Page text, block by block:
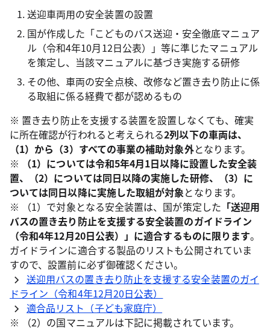
送迎車両用の安全装置の設置
国が作成した「こどものバス送迎・安全徹底マニュア
ル（令和4年10月12日公表）」等に準じたマニュアル
を策定し、当該マニュアルに基づき実施する研修
その他、車両の安全点検、改修など置き去り防止に係
る取組に係る経費で都が認めるもの
※ 置き去り防止を支援する装置を設置しなくても、確実
に所在確認が行われると考えられる2列以下の車両は、
（1）から（3）すべての事業の補助対象外となります。
※
（1）については令和5年4月1日以降に設置した安全装
置、（2）については同日以降の実施した研修、（3）に
ついては同日以降に実施した取組が対象となります。
※ （1）で対象となる安全装置は、国が策定した 「送迎用
バスの置き去り防止を支援する安全装置のガイドライン
（令和4年12月20日公表）」に適合するものに限ります。
ガイドラインに適合する製品のリストも公開されていま
すので、設置前に必ず御確認ください。
送迎用バスの置き去り防止を支援する安全装置のガイ
ドライン（令和4年12月20日公表）
適合品リスト（子ども家庭庁）
※ （2）の国マニュアルは下記に掲載されています。